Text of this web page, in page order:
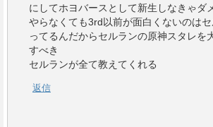
にしてホヨバースとして新生しなきゃダ
やらなくても3rd以前が面白くないのは
ってるんだからセルランの原神スタレを
すべき
セルランが全て教えてくれる
返信